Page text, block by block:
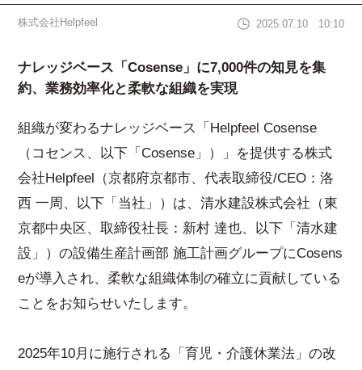
株式会社Helpfeel 2025.07.10 10:10
ナレッジベース「Cosense」に7,000件の知見を集
約、業務効率化と柔軟な組織を実現
組織が変わるナレッジベース「Helpfeel Cosense
（コセンス、以下「Cosense」）」を提供する株式
会社Helpfeel（京都府京都市、代表取締役/CEO：洛
西 一周、以下「当社」）は、清水建設株式会社（東
京都中央区、取締役社長：新村 達也、以下「清水建
設」）の設備生産計画部 施工計画グループにCosens
eが導入され、柔軟な組織体制の確立に貢献している
ことをお知らせいたします。
2025年10月に施行される「育児・介護休業法」の改